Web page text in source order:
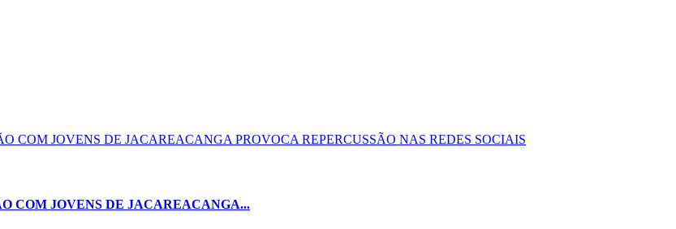
COM JOVENS DE JACAREACANGA...